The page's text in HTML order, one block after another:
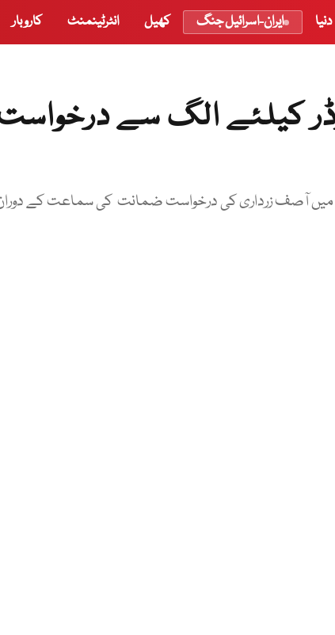
دنیا ایران-اسرائیل جنگ کھیل انٹرٹینمنٹ کاروبار
کیلئے الگ سے
میں آصف زرداری کی درخواست ضمانت کی سماعت کے